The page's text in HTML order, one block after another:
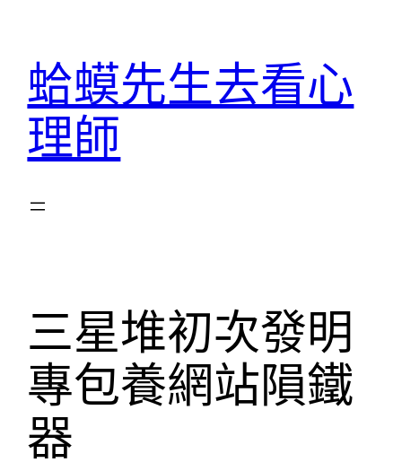
蛤蟆先生去看心
理師
三星堆初次發明
專包養網站隕鐵
器